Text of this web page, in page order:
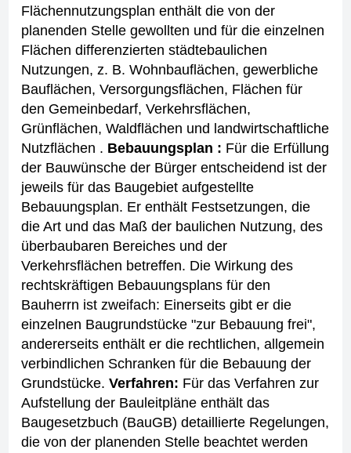
Flächennutzungsplan enthält die von der
planenden Stelle gewollten und für die einzelnen
Flächen differenzierten städtebaulichen
Nutzungen, z. B. Wohnbauflächen, gewerbliche
Bauflächen, Versorgungsflächen, Flächen für
den Gemeinbedarf, Verkehrsflächen,
Grünflächen, Waldflächen und landwirtschaftliche
Nutzflächen . Bebauungsplan : Für die Erfüllung
der Bauwünsche der Bürger entscheidend ist der
jeweils für das Baugebiet aufgestellte
Bebauungsplan. Er enthält Festsetzungen, die
die Art und das Maß der baulichen Nutzung, des
überbaubaren Bereiches und der
Verkehrsflächen betreffen. Die Wirkung des
rechtskräftigen Bebauungsplans für den
Bauherrn ist zweifach: Einerseits gibt er die
einzelnen Baugrundstücke "zur Bebauung frei",
andererseits enthält er die rechtlichen, allgemein
verbindlichen Schranken für die Bebauung der
Grundstücke.Verfahren: Für das Verfahren zur
Aufstellung der Bauleitpläne enthält das
Baugesetzbuch (BauGB) detaillierte Regelungen,
die von der planenden Stelle beachtet werden